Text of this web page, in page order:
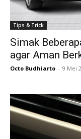
Tips & Trick
Simak
agar Aman
Octo Budhiarto - 9 Mei